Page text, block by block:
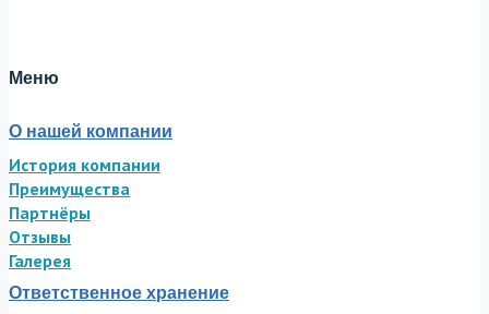
Меню
О нашей компании
История компании
Преимущества
Партнёры
Отзывы
Галерея
Ответственное хранение